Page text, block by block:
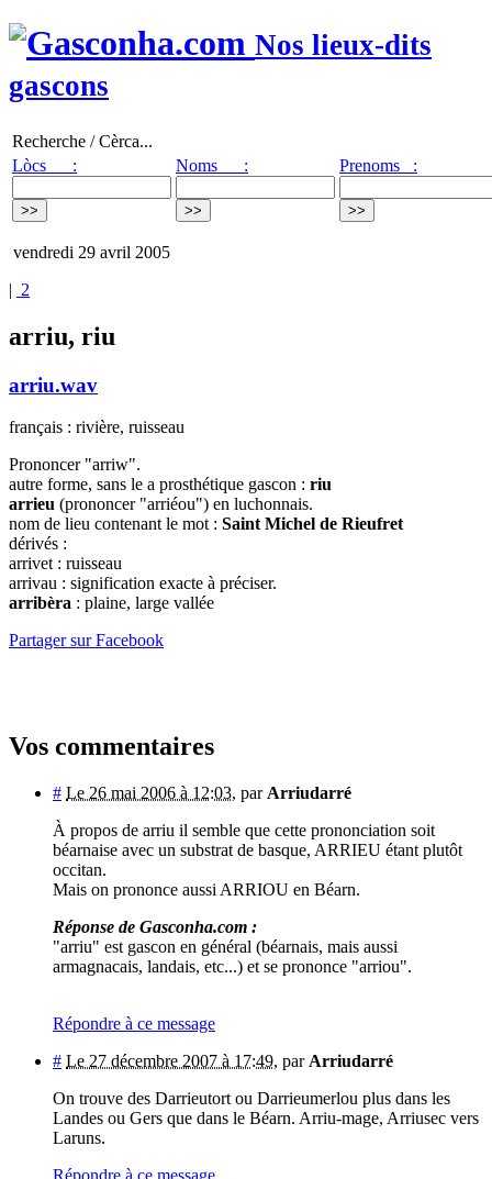
Nos lieux-dits
gascons
Recherche / Cèrca...
Lòcs :
Noms : Prenoms :
vendredi 29 avril 2005
| 2
arriu, riu
arriu.wav
français : rivière, ruisseau
Prononcer "arriw".
autre forme, sans le a prosthétique gascon : riu
arrieu (prononcer "arriéou") en luchonnais.
nom de lieu contenant le mot : Saint Michel de Rieufret
dérivés :
arrivet : ruisseau
arrivau : signification exacte à préciser.
arribèra : plaine, large vallée
Partager sur Facebook
Vos commentaires
# Le 26 mai 2006 à 12:03, par Arriudarré
À propos de arriu il semble que cette prononciation soit
béarnaise avec un substrat de basque, ARRIEU étant plutôt
occitan.
Mais on prononce aussi ARRIOU en Béarn.
Réponse de Gasconha.com :
"arriu" est gascon en général (béarnais, mais aussi
armagnacais, landais, etc...) et se prononce "arriou".
Répondre à ce message
# Le 27 décembre 2007 à 17:49, par Arriudarré
On trouve des Darrieutort ou Darrieumerlou plus dans les
Landes ou Gers que dans le Béarn. Arriu-mage, Arriusec vers
Laruns.